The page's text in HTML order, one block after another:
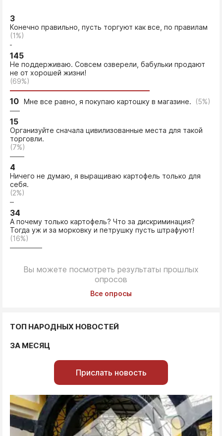
3
Конечно правильно, пусть торгуют как все, по правилам
(1%)
145
Не поддерживаю. Совсем озверели, бабульки продают
не от хорошей жизни!
(69%)
10 Мне все равно, я покупаю картошку в магазине. (5%)
15
Организуйте сначала цивилизованные места для такой
торговли.
(7%)
4
Ничего не думаю, я выращиваю картофель только для
себя.
(2%)
34
А почему только картофель? Что за дискриминация?
Тогда уж и за морковку и петрушку пусть штрафуют!
(16%)
Вы можете посмотреть результаты прошлых
опросов
Все опросы
ТОП НАРОДНЫХ НОВОСТЕЙ
ЗА МЕСЯЦ
Прислать новость